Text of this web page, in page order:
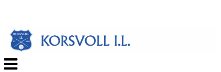
Veksle
navigasjon